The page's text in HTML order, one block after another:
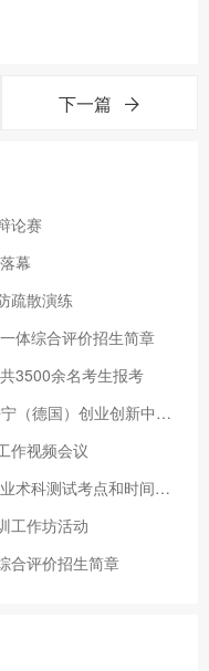
下一篇
论赛
幕
疏散演练
体综合评价招生简章
3500余名考生报考
浙江科技学院与海宁市签署“中国海宁（德国）创业创新中心”合作
作视频会议
浙江：2019年普通高校招生体育专业术科测试考点和时间安排
工作坊活动
合评价招生简章